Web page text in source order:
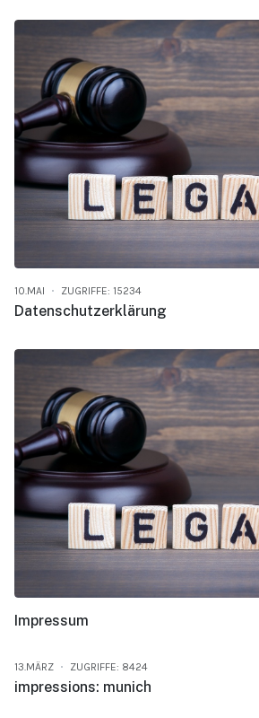
10.MAI ZUGRIFFE: 15234
Datenschutz­erklärung
Impressum
13.MÄRZ ZUGRIFFE: 8424
impressions: munich